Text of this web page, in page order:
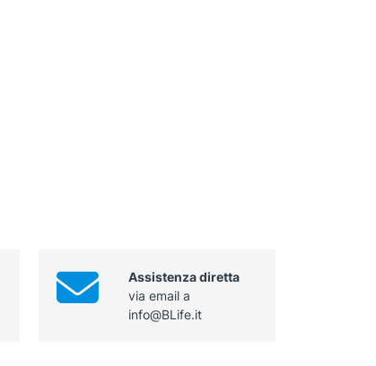
Assistenza diretta
via email a
info@BLife.it